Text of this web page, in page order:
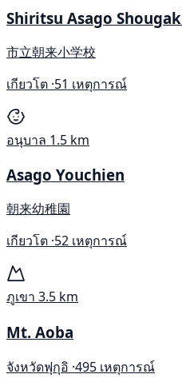
Shiritsu Asago
市立朝来小学校
เกียวโต ·51 เหตุการณ์
อนุบาล 1.5 km
Asago Youchien
朝来幼稚園
เกียวโต ·52 เหตุการณ์
ภูเขา 3.5 km
Mt. Aoba
จังหวัดฟุกุอิ ·495 เหตุการณ์